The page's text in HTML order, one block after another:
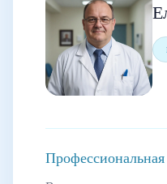
Профессиональная